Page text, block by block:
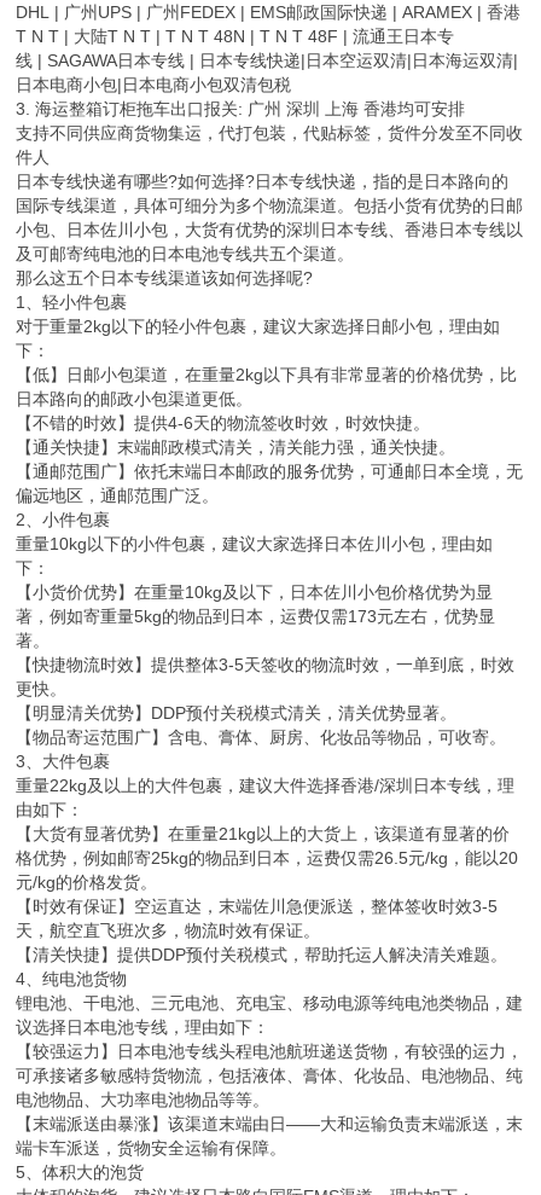
DHL | 广州UPS | 广州FEDEX | EMS邮政国际快递 | ARAMEX | 香港
T N T | 大陆T N T | T N T 48N | T N T 48F | 流通王日本专
线 | SAGAWA日本专线 | 日本专线快递|日本空运双清|日本海运双清|
日本电商小包|日本电商小包双清包税
3. 海运整箱订柜拖车出口报关: 广州 深圳 上海 香港均可安排
支持不同供应商货物集运，代打包装，代贴标签，货件分发至不同收
件人
日本专线快递有哪些?如何选择?日本专线快递，指的是日本路向的
国际专线渠道，具体可细分为多个物流渠道。包括小货有优势的日邮
小包、日本佐川小包，大货有优势的深圳日本专线、香港日本专线以
及可邮寄纯电池的日本电池专线共五个渠道。
那么这五个日本专线渠道该如何选择呢?
1、轻小件包裹
对于重量2kg以下的轻小件包裹，建议大家选择日邮小包，理由如
下：
【低】日邮小包渠道，在重量2kg以下具有非常显著的价格优势，比
日本路向的邮政小包渠道更低。
【不错的时效】提供4-6天的物流签收时效，时效快捷。
【通关快捷】末端邮政模式清关，清关能力强，通关快捷。
【通邮范围广】依托末端日本邮政的服务优势，可通邮日本全境，无
偏远地区，通邮范围广泛。
2、小件包裹
重量10kg以下的小件包裹，建议大家选择日本佐川小包，理由如
下：
【小货价优势】在重量10kg及以下，日本佐川小包价格优势为显
著，例如寄重量5kg的物品到日本，运费仅需173元左右，优势显
著。
【快捷物流时效】提供整体3-5天签收的物流时效，一单到底，时效
更快。
【明显清关优势】DDP预付关税模式清关，清关优势显著。
【物品寄运范围广】含电、膏体、厨房、化妆品等物品，可收寄。
3、大件包裹
重量22kg及以上的大件包裹，建议大件选择香港/深圳日本专线，理
由如下：
【大货有显著优势】在重量21kg以上的大货上，该渠道有显著的价
格优势，例如邮寄25kg的物品到日本，运费仅需26.5元/kg，能以20
元/kg的价格发货。
【时效有保证】空运直达，末端佐川急便派送，整体签收时效3-5
天，航空直飞班次多，物流时效有保证。
【清关快捷】提供DDP预付关税模式，帮助托运人解决清关难题。
4、纯电池货物
锂电池、干电池、三元电池、充电宝、移动电源等纯电池类物品，建
议选择日本电池专线，理由如下：
【较强运力】日本电池专线头程电池航班递送货物，有较强的运力，
可承接诸多敏感特货物流，包括液体、膏体、化妆品、电池物品、纯
电池物品、大功率电池物品等等。
【末端派送由暴涨】该渠道末端由日——大和运输负责末端派送，末
端卡车派送，货物安全运输有保障。
5、体积大的泡货